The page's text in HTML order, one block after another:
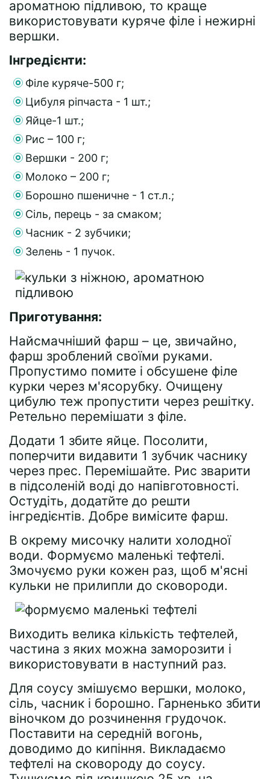
ароматною підливою, то краще
використовувати куряче філе і нежирні
вершки.
Інгредієнти:
Філе куряче-500 г;
Цибуля ріпчаста - 1 шт.;
Яйце-1 шт.;
Рис – 100 г;
Вершки - 200 г;
Молоко – 200 г;
Борошно пшеничне - 1 ст.л.;
Сіль, перець - за смаком;
Часник - 2 зубчики;
Зелень - 1 пучок.
Приготування:
Найсмачніший фарш – це, звичайно,
фарш зроблений своїми руками.
Пропустимо помите і обсушене філе
курки через м'ясорубку. Очищену
цибулю теж пропустити через решітку.
Ретельно перемішати з філе.
Додати 1 збите яйце. Посолити,
поперчити видавити 1 зубчик часнику
через прес. Перемішайте. Рис зварити
в підсоленій воді до напівготовності.
Остудіть, додатйте до решти
інгредієнтів. Добре вимісите фарш.
В окрему мисочку налити холодної
води. Формуємо маленькі тефтелі.
Змочуємо руки кожен раз, щоб м'ясні
кульки не прилипли до сковороди.
Виходить велика кількість тефтелей,
частина з яких можна заморозити і
використовувати в наступний раз.
Для соусу змішуємо вершки, молоко,
сіль, часник і борошно. Гарненько збити
віночком до розчинення грудочок.
Поставити на середній вогонь,
доводимо до кипіння. Викладаємо
тефтелі на сковороду до соусу.